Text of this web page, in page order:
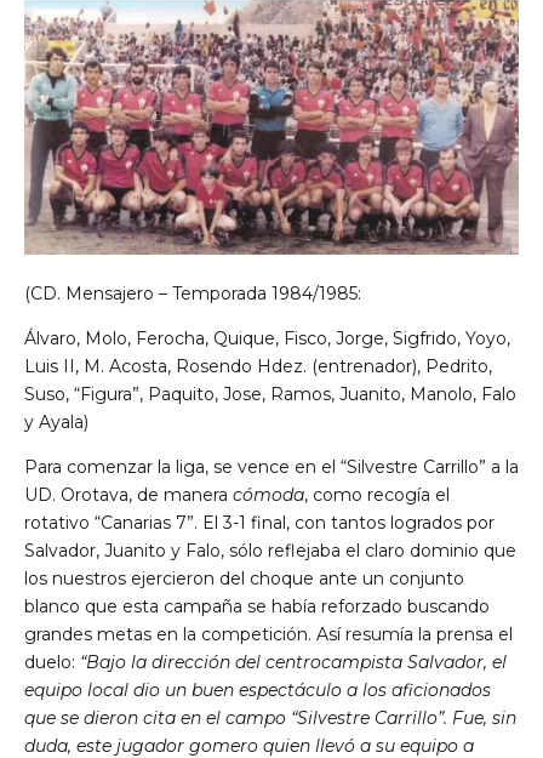
(CD. Mensajero – Temporada 1984/1985:
Álvaro, Molo, Ferocha, Quique, Fisco, Jorge, Sigfrido, Yoyo,
Luis II, M. Acosta, Rosendo Hdez. (entrenador), Pedrito,
Suso, “Figura”, Paquito, Jose, Ramos, Juanito, Manolo, Falo
y Ayala)
Para comenzar la liga, se vence en el “Silvestre Carrillo” a la
UD. Orotava, de manera cómoda, como recogía el
rotativo “Canarias 7”. El 3-1 final, con tantos logrados por
Salvador, Juanito y Falo, sólo reflejaba el claro dominio que
los nuestros ejercieron del choque ante un conjunto
blanco que esta campaña se había reforzado buscando
grandes metas en la competición. Así resumía la prensa el
duelo: “Bajo la dirección del centrocampista Salvador, el
equipo local dio un buen espectáculo a los aficionados
que se dieron cita en el campo “Silvestre Carrillo”. Fue, sin
duda, este jugador gomero quien llevó a su equipo a